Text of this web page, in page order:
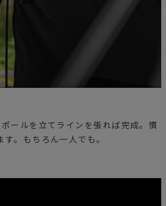
ールを立てラインを張れば完成。慣
。もちろん一人でも。